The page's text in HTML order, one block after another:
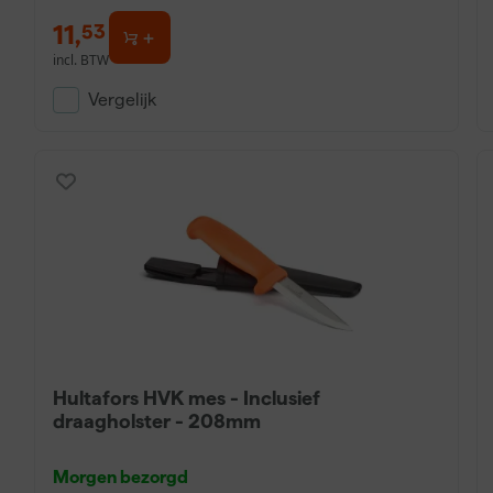
11,53
incl. BTW
Vergelijk
Hultafors HVK mes - Inclusief
draagholster - 208mm
Morgen bezorgd